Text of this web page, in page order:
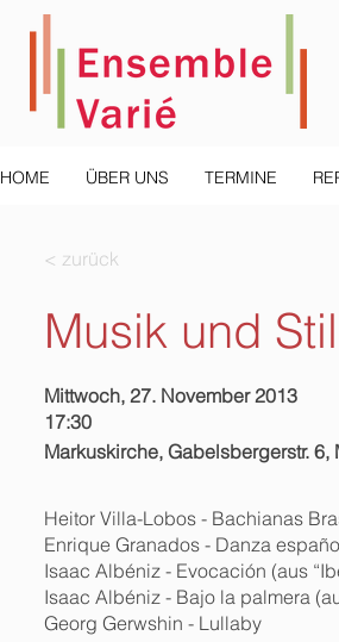
HOME ÜBER UNS TERMINE
< zurück
Musik und
Mittwoch, 27. November 2013
17:30
Markuskirche, Gabelsbergerstr. 6,
Heitor Villa-Lobos - Bachianas
Enrique Granados - Danza
Isaac Albéniz - Evocación (aus
Isaac Albéniz - Bajo la palmera
Georg Gerwshin - Lullaby